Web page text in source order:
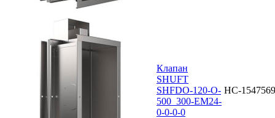
Клапан
SHUFT
SHFDO-120-O-
500_300-EM24-
0-0-0-0
НС-1547569